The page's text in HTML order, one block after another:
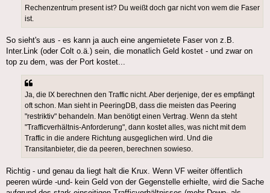
Rechenzentrum present ist? Du weißt doch gar nicht von wem die Faser
ist.
So sieht's aus - es kann ja auch eine angemietete Faser von z.B.
Inter.Link (oder Colt o.ä.) sein, die monatlich Geld kostet - und zwar on
top zu dem, was der Port kostet...
Ja, die IX berechnen den Traffic nicht. Aber derjenige, der es empfängt
oft schon. Man sieht in PeeringDB, dass die meisten das Peering
"restriktiv" behandeln. Man benötigt einen Vertrag. Wenn da steht
"Trafficverhältnis-Anforderung", dann kostet alles, was nicht mit dem
Traffic in die andere Richtung ausgeglichen wird. Und die
Transitanbieter, die da peeren, berechnen sowieso.
Richtig - und genau da liegt halt die Krux. Wenn VF weiter öffentlich
peeren würde -und- kein Geld von der Gegenstelle erhielte, wird die Sache